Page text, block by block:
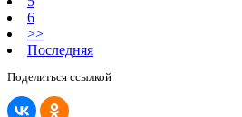
6
>>
Последняя
Поделиться ссылкой